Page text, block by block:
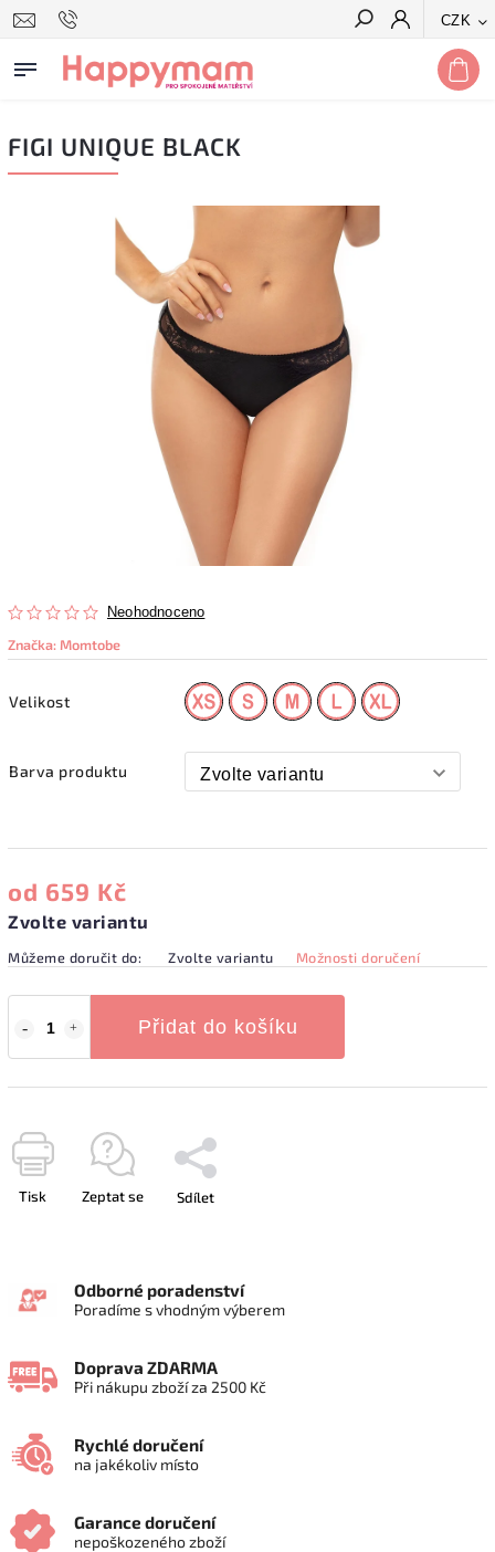
CZK
Hledat
FIGI UNIQUE BLACK
Neohodnoceno
Značka: Momtobe
Velikost
Barva produktu
od 659 Kč
Zvolte variantu
Můžeme doručit do: Zvolte variantu Možnosti doručení
Přidat do košíku
Tisk Zeptat se Sdílet
Odborné poradenství
Poradíme s vhodným výberem
Doprava ZDARMA
Při nákupu zboží za 2500 Kč
Rychlé doručení
na jakékoliv místo
Garance doručení
nepoškozeného zboží